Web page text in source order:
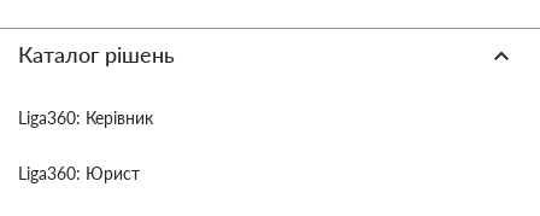
Каталог рішень
Liga360: Керівник
Liga360: Юрист